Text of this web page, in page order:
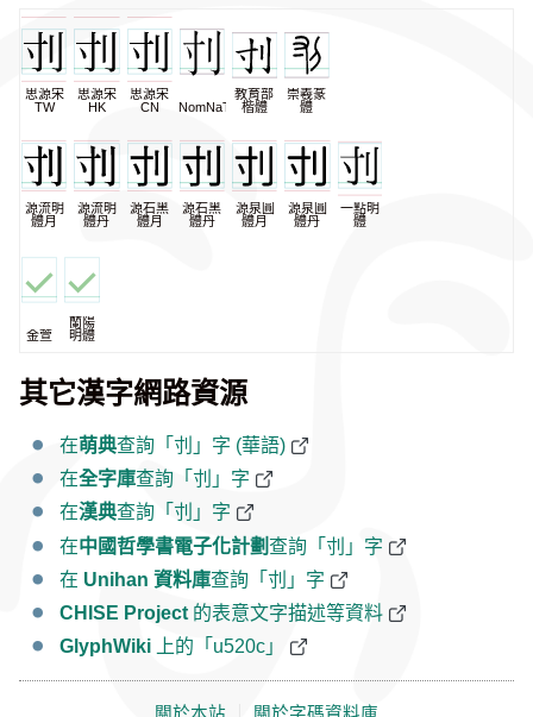
思源宋
TW
思源宋
HK
思源宋
CN
NomNaTong
教育部
楷體
崇羲篆
體
源流明
體月
源流明
體丹
源石黑
體月
源石黑
體丹
源泉圓
體月
源泉圓
體丹
一點明
體
金萱
蘭陽
明體
其它漢字網路資源
在萌典查詢「刌」字 (華語)
在全字庫查詢「刌」字
在漢典查詢「刌」字
在中國哲學書電子化計劃查詢「刌」字
在 Unihan 資料庫查詢「刌」字
CHISE Project 的表意文字描述等資料
GlyphWiki 上的「u520c」
關於本站 關於字碼資料庫